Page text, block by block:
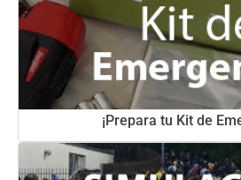
¡Prepara tu Kit de